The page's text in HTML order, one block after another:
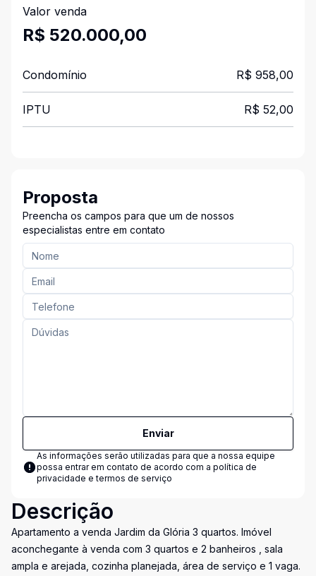
Valor venda
R$ 520.000,00
Condomínio R$ 958,00
IPTU R$ 52,00
Proposta
Preencha os campos para que um de nossos
especialistas entre em contato
Enviar
As informações serão utilizadas para que a nossa equipe
possa entrar em contato de acordo com a política de
privacidade e termos de serviço
Descrição
Apartamento a venda Jardim da Glória 3 quartos. Imóvel
aconchegante à venda com 3 quartos e 2 banheiros , sala
ampla e arejada, cozinha planejada, área de serviço e 1 vaga.